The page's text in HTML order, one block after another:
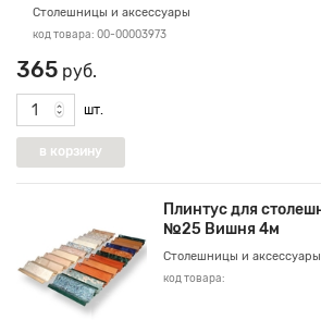
Столешницы и аксессуары
код товара: 00-00003973
365 руб.
шт.
Плинтус для
№25 Вишня 4м
Столешницы и аксессуары
код товара: